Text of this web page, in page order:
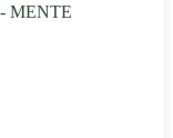
MENTE